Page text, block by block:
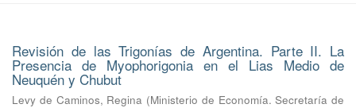
Revisión de las Trigonías de Argentina. Parte II. La
Presencia de Myophorigonia en el Lias Medio de
Neuquén y Chubut
Levy de Caminos, Regina (Ministerio de Economía. Secretaría de